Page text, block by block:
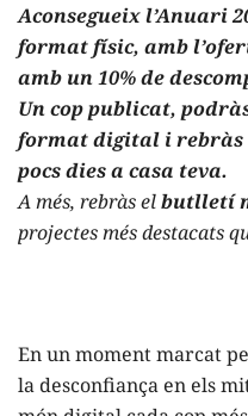
Aconsegueix l’Anuari
format físic, amb
amb un 10% de
Un cop publicat,
format digital i rebràs
pocs dies a casa teva.
A més, rebràs elbutlletí
projectes més destacats
En un moment marcat
la desconfiança en els